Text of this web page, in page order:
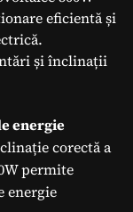
eficientă și
și înclinații
energie
corectă a
permite
energie